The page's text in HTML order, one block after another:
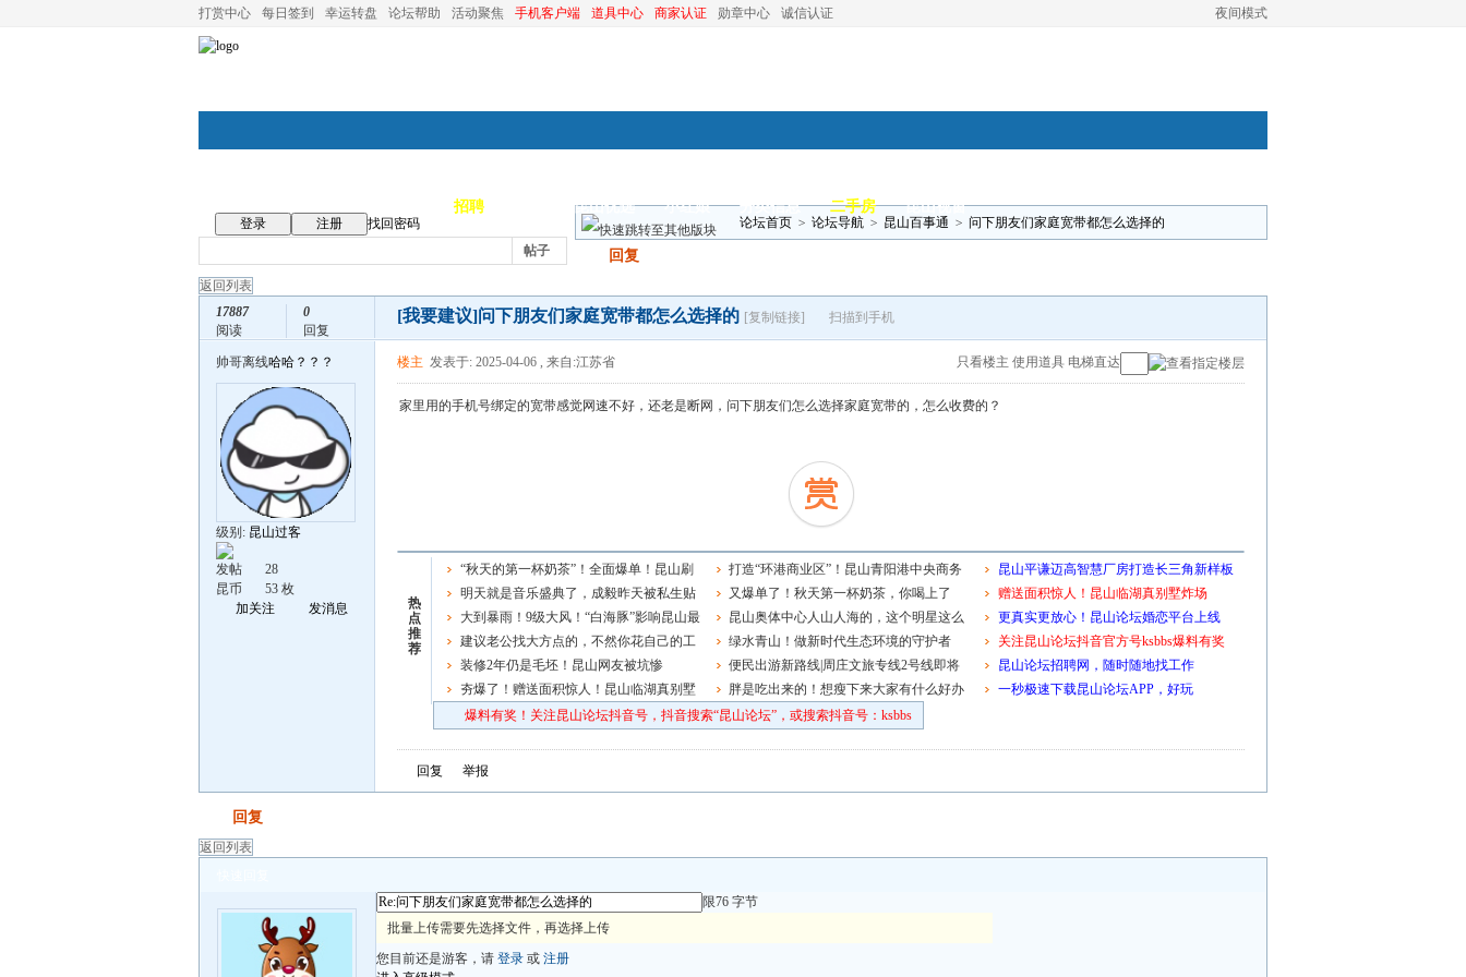
夜间模式
打赏中心 每日签到 幸运转盘 论坛帮助 活动聚焦 手机客户端 道具中心 商家认证 勋章中心 诚信认证
招聘 昆山优选 小红娘 分类信息 二手房 昆山视窗
登录 注册
找回密码
帖子
论坛首页 > 论坛导航 > 昆山百事通 > 问下朋友们家庭宽带都怎么选择的
回复
返回列表
17887
阅读
0
回复
[我要建议]问下朋友们家庭宽带都怎么选择的 [复制链接] 扫描到手机
帅哥离线哈哈？？？
级别: 昆山过客
发帖
28
昆币
53 枚
加关注
发消息
只看楼主 使用道具 电梯直达
楼主 发表于: 2025-04-06 , 来自:江苏省
家里用的手机号绑定的宽带感觉网速不好，还老是断网，问下朋友们怎么选择家庭宽带的，怎么收费的？
热
点
推
荐
“秋天的第一杯奶茶”！全面爆单！昆山刷
屏了明天就是音乐盛典了，成毅昨天被私生贴
车了，大家一定要理智追星啊！
大到暴雨！9级大风！“白海豚”影响昆山最
强时段在……
建议老公找大方点的，不然你花自己的工
资，人家都肉疼
装修2年仍是毛坯！昆山网友被坑惨
夯爆了！赠送面积惊人！昆山临湖真别墅
炸场
打造“环港商业区”！昆山青阳港中央商务
区启动区最新控规发布
又爆单了！秋天第一杯奶茶，你喝上了
吗？昆山奥体中心人山人海的，这个明星这么
多粉丝的吗！
绿水青山！做新时代生态环境的守护者
便民出游新路线|周庄文旅专线2号线即将
上线！
胖是吃出来的！想瘦下来大家有什么好办
法吗？
昆山平谦迈高智慧厂房打造长三角新样板
赠送面积惊人！昆山临湖真别墅炸场
更真实更放心！昆山论坛婚恋平台上线
关注昆山论坛抖音官方号ksbbs爆料有奖
昆山论坛招聘网，随时随地找工作
一秒极速下载昆山论坛APP，好玩
爆料有奖！关注昆山论坛抖音号，抖音搜索“昆山论坛”，或搜索抖音号：ksbbs
回复 举报
回复
返回列表
限76 字节
批量上传需要先选择文件，再选择上传
您目前还是游客，请 登录 或 注册